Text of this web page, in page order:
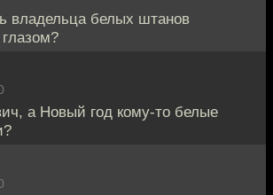
владельца белых штанов
а Новый год кому-то белые